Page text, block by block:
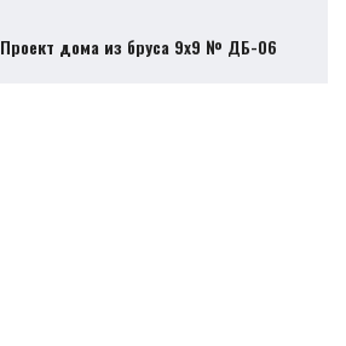
Проект дома из бруса 9х9 № ДБ-06